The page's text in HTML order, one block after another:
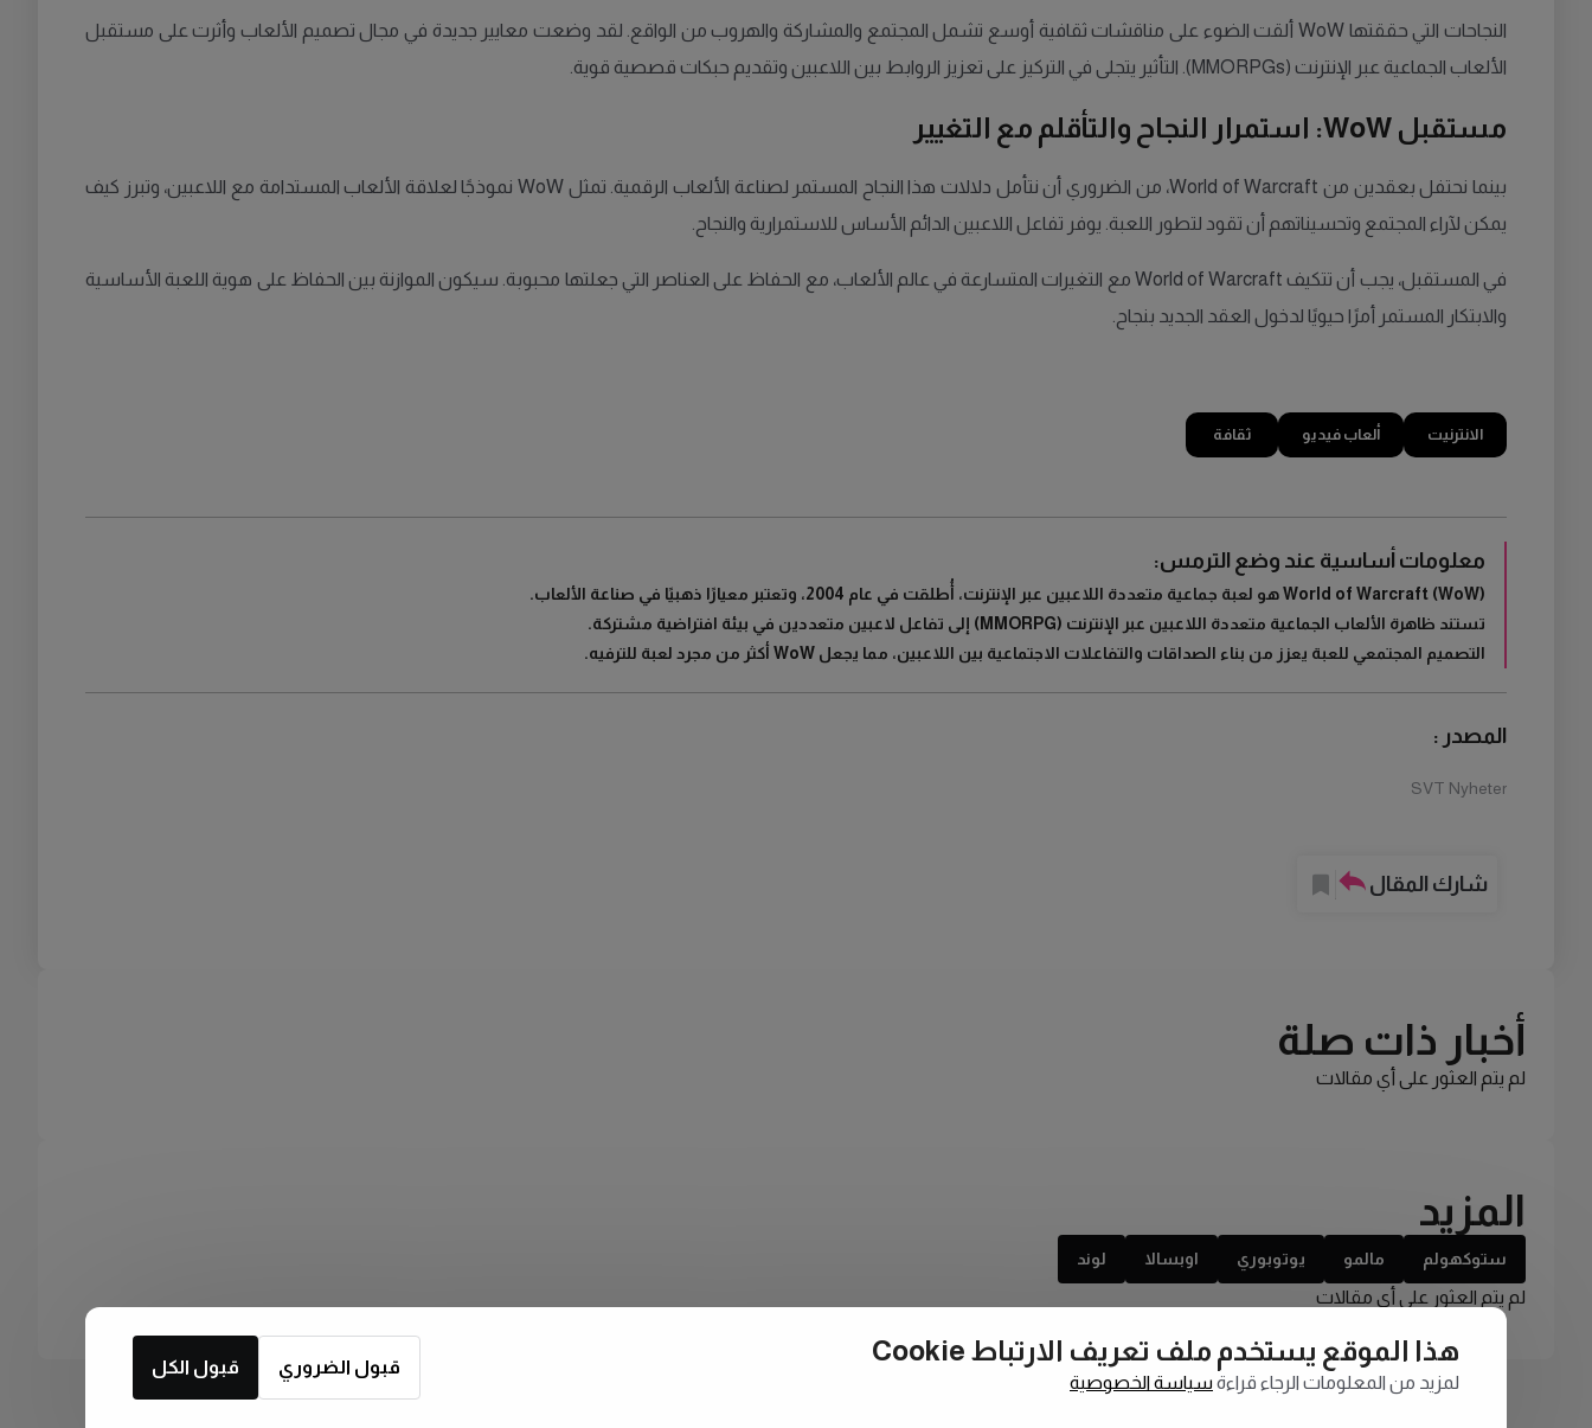
النجاحات التي حققتها WoW ألقت الضوء على مناقشات ثقافية أوسع تشمل المجتمع والمشاركة والهروب من الواقع. لقد وضعت معايير جديدة في مجال تصميم الألعاب وأثرت على مستقبل
الألعاب الجماعية عبر الإنترنت (MMORPGs). التأثير يتجلى في التركيز على تعزيز الروابط بين اللاعبين وتقديم حبكات قصصية قوية.
مستقبل WoW: استمرار النجاح والتأقلم مع التغيير
بينما نحتفل بعقدين من World of Warcraft، من الضروري أن نتأمل دلالات هذا النجاح المستمر لصناعة الألعاب الرقمية. تمثل WoW نموذجًا لعلاقة الألعاب المستدامة مع اللاعبين، وتبرز كيف
يمكن لآراء المجتمع وتحسيناتهم أن تقود لتطور اللعبة. يوفر تفاعل اللاعبين الدائم الأساس للاستمرارية والنجاح.
في المستقبل، يجب أن تتكيف World of Warcraft مع التغيرات المتسارعة في عالم الألعاب، مع الحفاظ على العناصر التي جعلتها محبوبة. سيكون الموازنة بين الحفاظ على هوية اللعبة الأساسية
والابتكار المستمر أمرًا حيويًا لدخول العقد الجديد بنجاح.
الانترنيت ألعاب فيديو ثقافة
معلومات أساسية عند وضع الترمس:
World of Warcraft (WoW) هو لعبة جماعية متعددة اللاعبين عبر الإنترنت، أُطلقت في عام 2004، وتعتبر معيارًا ذهبيًا في صناعة الألعاب.
تستند ظاهرة الألعاب الجماعية متعددة اللاعبين عبر الإنترنت (MMORPG) إلى تفاعل لاعبين متعددين في بيئة افتراضية مشتركة.
التصميم المجتمعي للعبة يعزز من بناء الصداقات والتفاعلات الاجتماعية بين اللاعبين، مما يجعل WoW أكثر من مجرد لعبة للترفيه.
المصدر :
SVT Nyheter
شارك المقال
أخبار ذات صلة
لم يتم العثور على أي مقالات
المزيد
ستوكهولم مالمو يوتوبوري اوبسالا لوند
لم يتم العثور على أي مقالات
هذا الموقع يستخدم ملف تعريف الارتباط Cookie
لمزيد من المعلومات الرجاء قراءة سياسة الخصوصية
قبول الكل قبول الضروري